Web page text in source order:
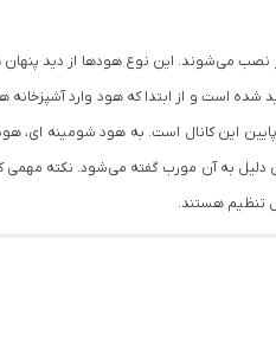
نصب می‌شوند. این نوع هودها از دید
این کانال است. به هود شومینه ای،
گاز نصب می‌گردد و به همین دلیل به آن مورب
تنظیم هستند.